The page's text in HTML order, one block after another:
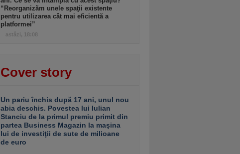
“Reorganizăm unele spaţii existente
pentru utilizarea cât mai eficientă a
platformei”
astăzi, 18:08
Cover story
Un pariu închis după 17 ani, unul nou
abia deschis. Povestea lui Iulian
Stanciu de la primul premiu primit din
partea Business Magazin la maşina
lui de investiţii de sute de milioane
de euro